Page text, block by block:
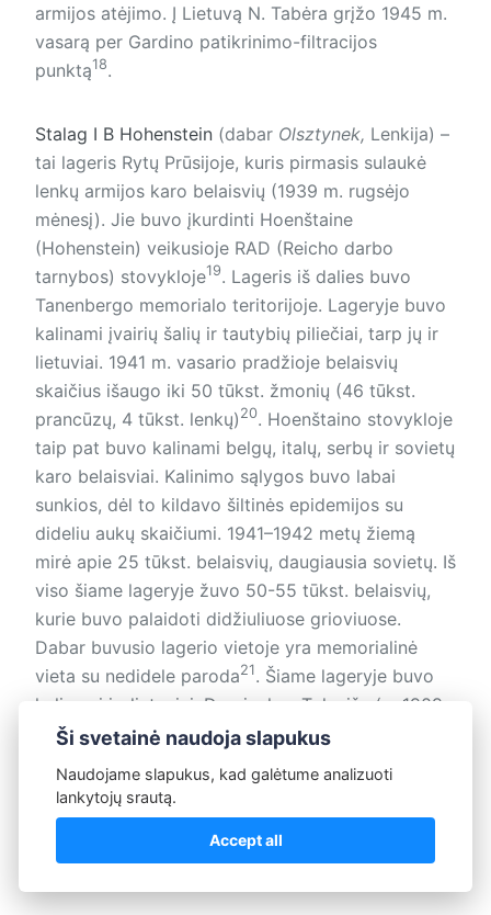
armijos atėjimo. Į Lietuvą N. Tabėra grįžo 1945 m.
vasarą per Gardino patikrinimo-filtracijos
punktą18.
Stalag I B Hohenstein (dabar Olsztynek, Lenkija) –
tai lageris Rytų Prūsijoje, kuris pirmasis sulaukė
lenkų armijos karo belaisvių (1939 m. rugsėjo
mėnesį). Jie buvo įkurdinti Hoenštaine
(Hohenstein) veikusioje RAD (Reicho darbo
tarnybos) sto­vykloje19. Lageris iš dalies buvo
Tanenbergo memorialo teritorijoje. Lageryje buvo
kalinami įvairių šalių ir tautybių piliečiai, tarp jų ir
lietuviai. 1941 m. vasario pradžioje belaisvių
skaičius išaugo iki 50 tūkst. žmonių (46 tūkst.
prancūzų, 4 tūkst. lenkų) 20. Hoenštaino stovykloje
taip pat buvo kalinami belgų, italų, serbų ir sovietų
karo belaisviai. Kalinimo sąlygos buvo labai
sunkios, dėl to kildavo šiltinės epidemijos su
dideliu aukų skaičiumi. 1941–1942 metų žiemą
mirė apie 25 tūkst. belaisvių, daugiausia sovietų. Iš
viso šiame lageryje žuvo 50-55 tūkst. belaisvių,
kurie buvo palaidoti didžiuliuose grioviuose.
Dabar buvusio lagerio vietoje yra memorialinė
vieta su nedidele paroda21. Šiame lageryje buvo
kalinami ir lietuviai. Dominykas Tolvaiša (g. 1909
m. Valkininkų valsčiuje), 1939 metais buvo
vokiečių nelaisvę. 1941 metais iš lagerio paleistas,
dirbo pas ūkininkus įvairiose vietovėse iki
Raudonosios armijos atėjimo 1945 m. vasario 9
Ši svetainė naudoja slapukus
Naudojame slapukus, kad galėtume analizuoti
lankytojų srautą.
Accept all